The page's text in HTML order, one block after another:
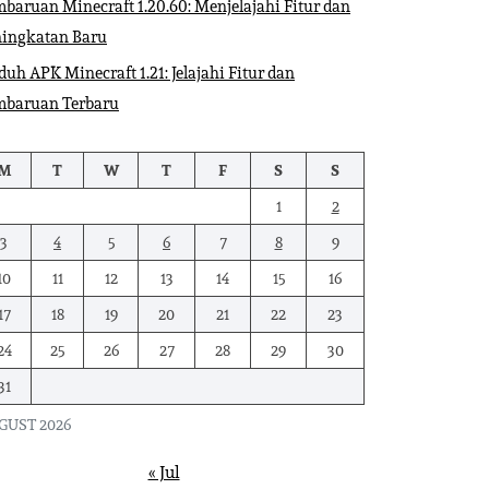
Minecraft 1.20.60: Menjelajahi Fitur dan
Baru
APK Minecraft 1.21: Jelajahi Fitur dan
Terbaru
2026
T W T F S
S
1
2
3
4 5 6 7 8
9
11 12 13 14 15
16
18 19 20 21 22
23
25 26 27 28 29
30
« Jul